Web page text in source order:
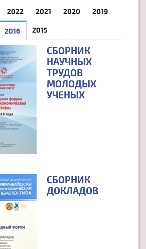
2022 2021 2020 2019
2016 (АКТИВНАЯ ВКЛАДКА)
2015
СБОРНИК
НАУЧНЫХ
ТРУДОВ
МОЛОДЫХ
УЧЕНЫХ
СБОРНИК
ДОКЛАДОВ